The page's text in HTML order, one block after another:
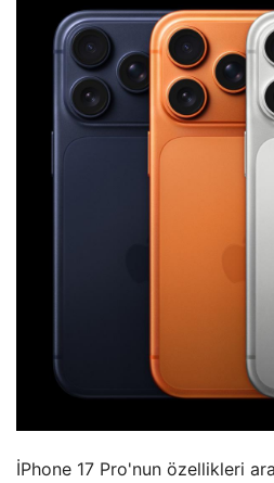
İPhone 17 Pro'nun özellikleri